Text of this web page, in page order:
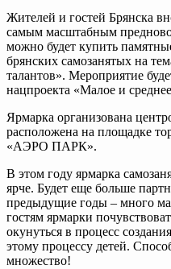
Жителей и гостей Брянска
самым масштабным
можно будет купить
брянских самозанятых на
талантов». Мероприятие
нацпроекта «Малое и
Ярмарка организована
расположена на площадке
«АЭРО ПАРК».
В этом году ярмарка
ярче. Будет еще больше
предыдущие годы – много
гостям ярмарки
окунуться в процесс
этому процессу детей.
множество!